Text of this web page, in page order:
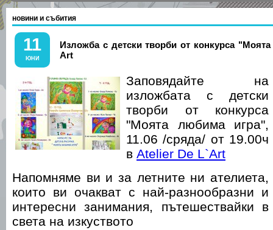
новини и събития
11
ЮНИ
Изложба с детски творби от конкурса
Art
Заповядайте на
изложбата с детски
творби от конкурса
"Моята любима игра",
11.06 /сряда/ от 19.00ч
в Atelier De L`Art
Напомняме ви и за летните ни ателиета,
които ви очакват с най-разнообразни и
интересни занимания, пътешествайки в
света на изкуството